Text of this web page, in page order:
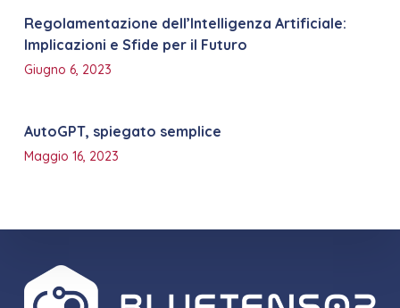
Regolamentazione dell’Intelligenza Artificiale:
Implicazioni e Sfide per il Futuro
Giugno 6, 2023
AutoGPT, spiegato semplice
Maggio 16, 2023